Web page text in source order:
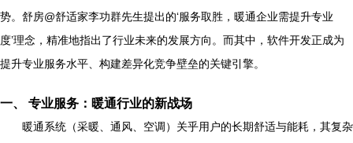
势。舒房@舒适家李功群先生提出的‘服务取胜，暖通企业需提升专业
度’理念，精准地指出了行业未来的发展方向。而其中，软件开发正成为
提升专业服务水平、构建差异化竞争壁垒的关键引擎。
一、 专业服务：暖通行业的新战场
暖通系统（采暖、通风、空调）关乎用户的长期舒适与能耗，其复杂